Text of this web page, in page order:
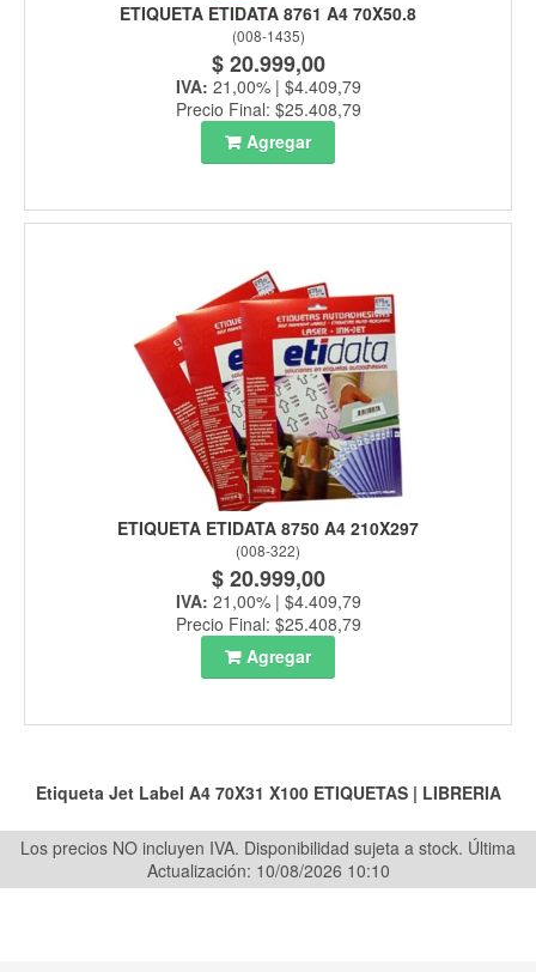
ETIQUETA ETIDATA 8761 A4 70X50.8
(008-1435)
$ 20.999,00
IVA: 21,00% | $4.409,79
Precio Final: $25.408,79
Agregar
ETIQUETA ETIDATA 8750 A4 210X297
(008-322)
$ 20.999,00
IVA: 21,00% | $4.409,79
Precio Final: $25.408,79
Agregar
Etiqueta Jet Label A4 70X31 X100 ETIQUETAS| LIBRERIA
Los precios NO incluyen IVA. Disponibilidad sujeta a stock. Última
Actualización: 10/08/2026 10:10